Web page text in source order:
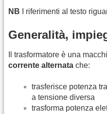
NB I riferimenti al testo
Generalità,
Il trasformatore è una
corrente alternata che:
trasferisce potenza
a tensione diversa
trasforma potenza